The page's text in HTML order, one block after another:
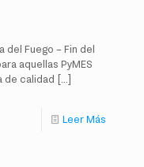
Fuego – Fin del
aquellas PyMES
de calidad
Leer Más